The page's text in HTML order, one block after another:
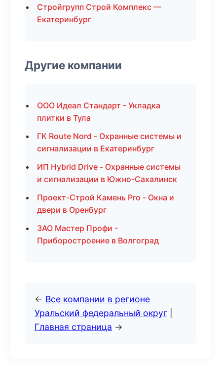
Стройгрупп Строй Комплекс —
Екатеринбург
Другие компании
ООО Идеал Стандарт - Укладка
плитки в Тула
ГК Route Nord - Охранные системы и
сигнализации в Екатеринбург
ИП Hybrid Drive - Охранные системы
и сигнализации в Южно-Сахалинск
Проект-Строй Камень Pro - Окна и
двери в Оренбург
ЗАО Мастер Профи -
Приборостроение в Волгоград
← Все компании в регионе
Уральский федеральный округ
Главная страница →